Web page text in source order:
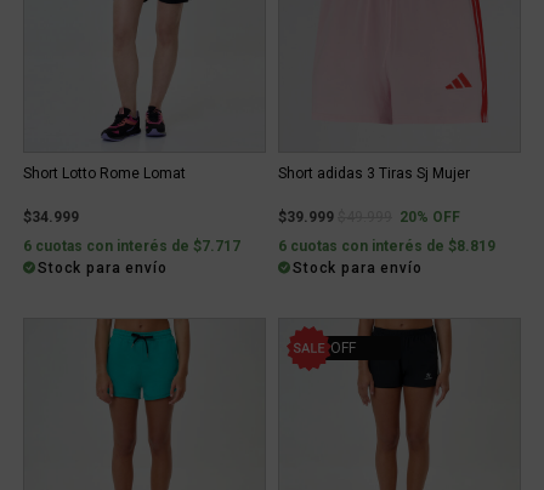
Short Lotto Rome Lomat
$34.999
6 cuotas con interés de $7.717
Stock para envío
Short adidas 3 Tiras Sj Mujer
$39.999 Price reduced from
to20% OFF
6 cuotas con interés de $8.819
Stock para envío
30% OFF